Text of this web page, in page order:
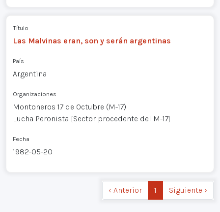
Título
Las Malvinas eran, son y serán argentinas
País
Argentina
Organizaciones
Montoneros 17 de Octubre (M-17)
Lucha Peronista [Sector procedente del M-17]
Fecha
1982-05-20
‹ Anterior 1 Siguiente ›